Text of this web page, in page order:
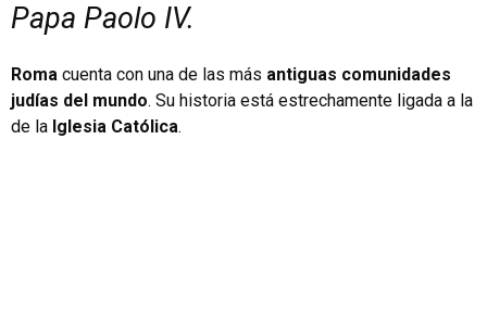
Papa Paolo IV.
Roma cuenta con una de las más antiguas comunidades
judías del mundo. Su historia está estrechamente ligada a la
de la Iglesia Católica.